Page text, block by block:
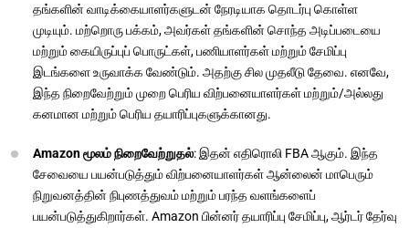
தங்களின் வாடிக்கையாளர்களுடன் நேரடியாக தொடர்பு கொள்ள
முடியும். மற்றொரு பக்கம், அவர்கள் தங்களின் சொந்த அடிப்படையை
மற்றும் கையிருப்புப் பொருட்கள், பணியாளர்கள் மற்றும் சேமிப்பு
இடங்களை உருவாக்க வேண்டும். அதற்கு சில முதலீடு தேவை. எனவே,
இந்த நிறைவேற்றும் முறை பெரிய விற்பனையாளர்கள் மற்றும்/அல்லது
கனமான மற்றும் பெரிய தயாரிப்புகளுக்கானது.
Amazon மூலம் நிறைவேற்றுதல்: இதன் எதிரொலி FBA ஆகும். இந்த
சேவையை பயன்படுத்தும் விற்பனையாளர்கள் ஆன்லைன் மாபெரும்
நிறுவனத்தின் நிபுணத்துவம் மற்றும் பரந்த வளங்களைப்
பயன்படுத்துகிறார்கள். Amazon பின்னர் தயாரிப்பு சேமிப்பு, ஆர்டர் தேர்வு